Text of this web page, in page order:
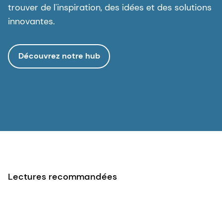
trouver de l'inspiration, des idées et des solutions
innovantes.
Découvrez notre hub
Lectures recommandées